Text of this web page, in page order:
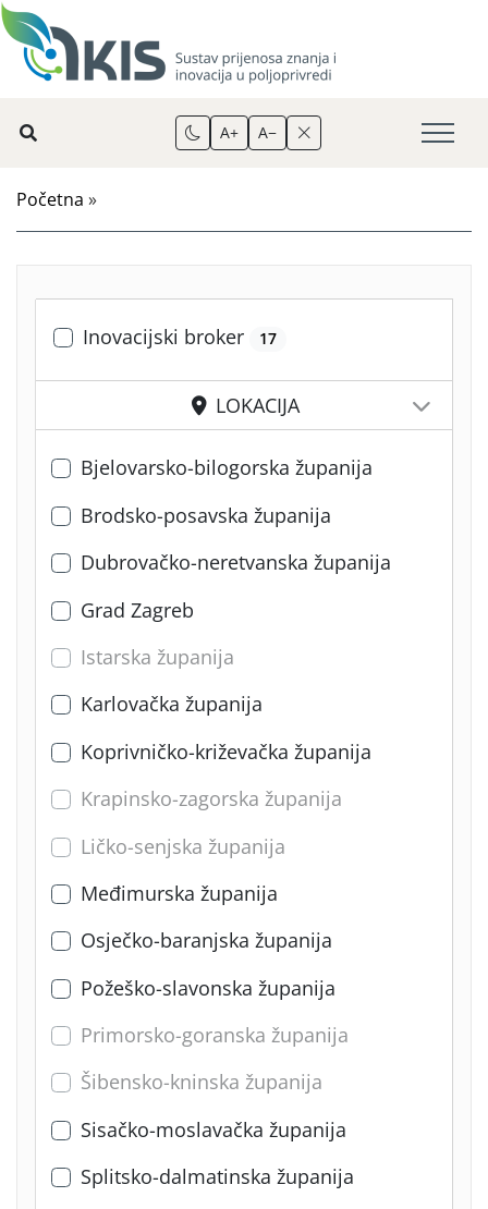
A+ A−
Početna »
Inovacijski broker 17
LOKACIJA
Bjelovarsko-bilogorska županija
Brodsko-posavska županija
Dubrovačko-neretvanska županija
Grad Zagreb
Istarska županija
Karlovačka županija
Koprivničko-križevačka županija
Krapinsko-zagorska županija
Ličko-senjska županija
Međimurska županija
Osječko-baranjska županija
Požeško-slavonska županija
Primorsko-goranska županija
Šibensko-kninska županija
Sisačko-moslavačka županija
Splitsko-dalmatinska županija